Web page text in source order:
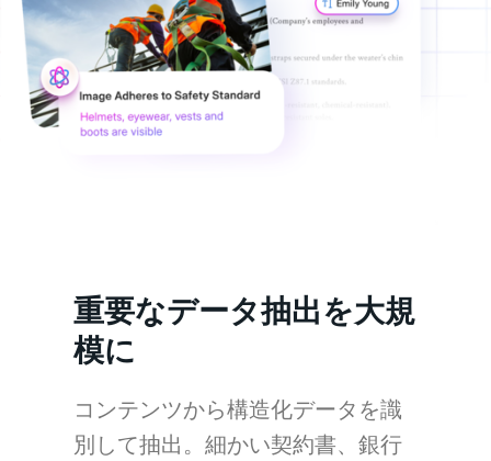
重要なデータ抽出を大規
模に
コンテンツから構造化データを識
別して抽出。細かい契約書、銀行